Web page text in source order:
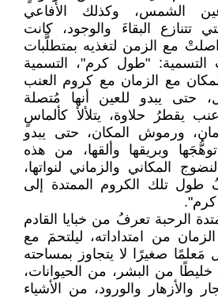
الشمس، وكذلك الأفاعي
تتنازع البقاءَ والوجود، كانت
مع الزمن لتغذيه بمتطلَّبات
التسمية: "طول كرم"، التسمية
مع الزمان مع كروم العنب
حتى يبدو للعين أنها مُتصلة
يقطرُ حلاوة، يتلألأ كألماسٍ
ورموش المكان، حتى يبدو
وبريقها وألقها، من هذه
المكاني والزماني لنواتها،
تلك الكروم الممتدة إلى
كرم".
الرحبة تعرفُ من خبايا القادم
من امتداداته، ليلتحمَ مع
صغيرًا لا يتجاوز بمساحته
من البشر، من الحيوانات،
والأزهار والورود، من الأشياء